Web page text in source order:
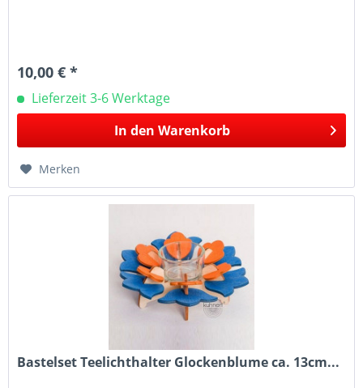
10,00 € *
Lieferzeit 3-6 Werktage
In den Warenkorb
Merken
Bastelset Teelichthalter Glockenblume ca. 13cm...